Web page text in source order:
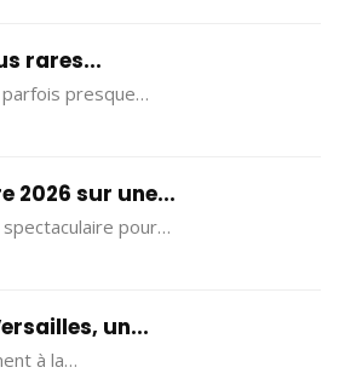
rares...
presque…
2026 sur une...
spectaculaire pour…
un...
à la…